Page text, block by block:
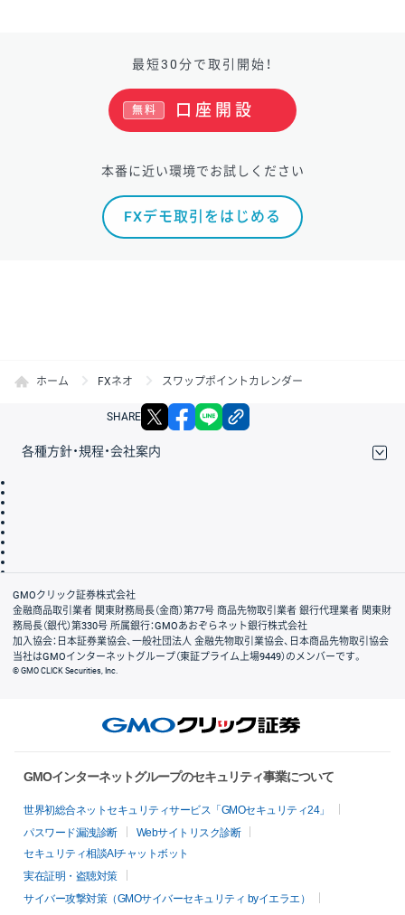
最短30分で取引開始！
口座開設
無料
本番に近い環境でお試しください
FXデモ取引をはじめる
ホーム FXネオ スワップポイントカレンダー
SHARE X facebook
各種方針・規程・会社案内
会社案内
GMOクリック証券株式会社
金融商品取引業者 関東財務局長（金商）第77号 商品先物取引業者 銀行代理業者 関東財
務局長（銀代）第330号 所属銀行：GMOあおぞらネット銀行株式会社
加入協会：日本証券業協会、一般社団法人 金融先物取引業協会、日本商品先物取引協会
当社はGMOインターネットグループ（東証プライム上場9449）のメンバーです。
© GMO CLICK Securities, Inc.
GMOインターネットグループのセキュリティ事業について
世界初総合ネットセキュリティサービス「GMOセキュリティ24」
パスワード漏洩診断
Webサイトリスク診断
セキュリティ相談AIチャットボット
実在証明・盗聴対策
サイバー攻撃対策（GMOサイバーセキュリティ byイエラエ）